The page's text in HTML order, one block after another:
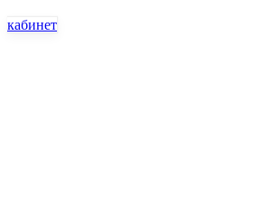
кабинет